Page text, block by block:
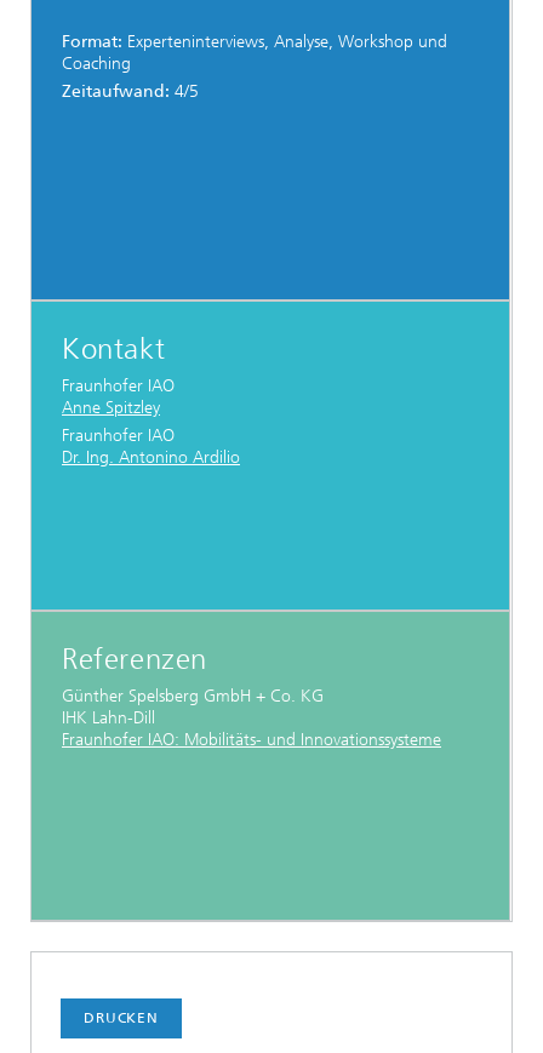
Format: Experteninterviews, Analyse, Workshop und
Coaching
Zeitaufwand: 4/5
Kontakt
Fraunhofer IAO
Anne Spitzley
Fraunhofer IAO
Dr. Ing. Antonino Ardilio
Referenzen
Günther Spelsberg GmbH + Co. KG
IHK Lahn-Dill
Fraunhofer IAO: Mobilitäts- und Innovationssysteme
DRUCKEN